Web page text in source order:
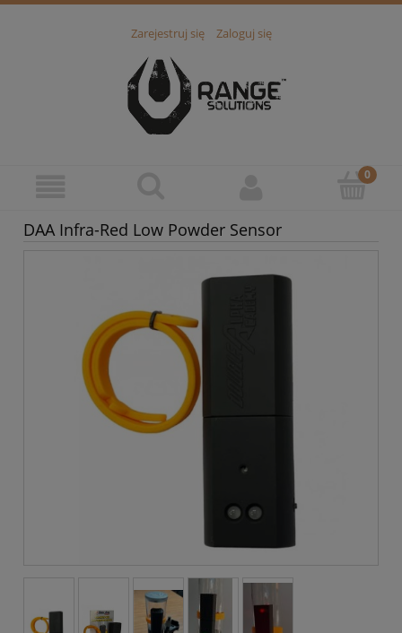
Zarejestruj się Zaloguj się
DAA Infra-Red Low Powder Sensor